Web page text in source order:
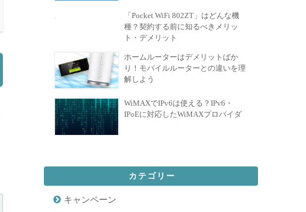
「Pocket WiFi 802ZT」はどんな機
種？契約する前に知るべきメリッ
ト・デメリット
ホームルーターはデメリットばか
り！モバイルルーターとの違いを理
解しよう
WiMAXでIPv6は使える？IPv6・
IPoEに対応したWiMAXプロバイダ
カテゴリー
キャンペーン